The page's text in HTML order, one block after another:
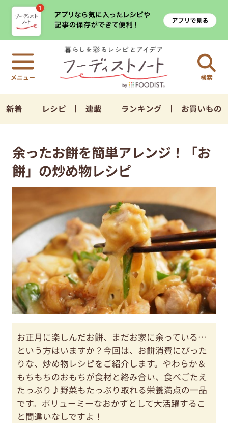
検索
新着 レシピ 連載 ランキング お買いもの
余ったお餅を簡単アレンジ！「お
餅」の炒め物レシピ
お正月に楽しんだお餅、まだお家に余っている…
という方はいますか？今回は、お餅消費にぴった
りな、炒め物レシピをご紹介します。やわらか＆
もちもちのおもちが食材と絡み合い、食べごたえ
たっぷり♪野菜もたっぷり取れる栄養満点の一品
です。ボリューミーなおかずとして大活躍するこ
と間違いなしですよ！